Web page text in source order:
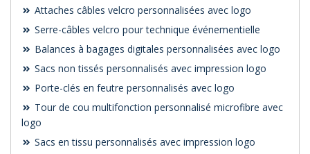
Attaches câbles velcro personnalisées avec logo
Serre-câbles velcro pour technique événementielle
Balances à bagages digitales personnalisées avec logo
Sacs non tissés personnalisés avec impression logo
Porte-clés en feutre personnalisés avec logo
Tour de cou multifonction personnalisé microfibre avec
logo
Sacs en tissu personnalisés avec impression logo